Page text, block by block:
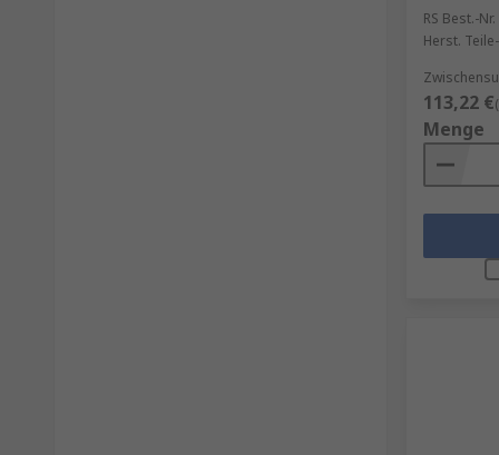
RS Best.-Nr.
Herst.
113,22 €
Menge